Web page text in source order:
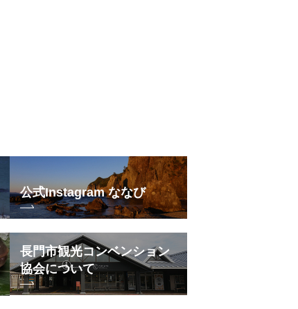
公式Instagram ななび
長門市観光コンベンション
協会について